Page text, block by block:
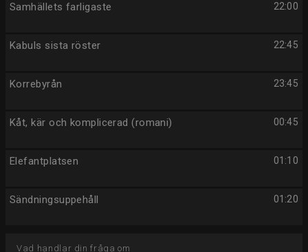
22:00
Samhällets farligaste
22:45
Kabuls sista röster
23:45
Korrebyrån
00:45
Kåt, kär och komplicerad (romani)
01:10
Elefantplatsen
01:20
Sändningsuppehåll
Vad handlar din fråga om